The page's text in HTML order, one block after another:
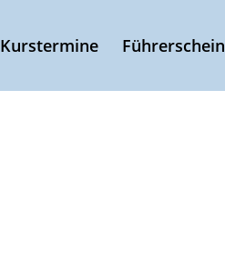
Kurstermine Führerschein